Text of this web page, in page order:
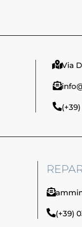
Via
(+39)